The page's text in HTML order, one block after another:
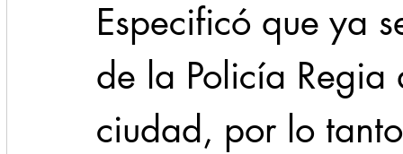
Especificó que ya
de la Policía
ciudad, por lo